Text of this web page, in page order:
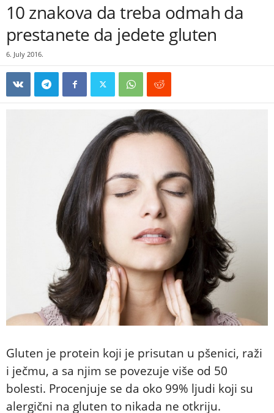
10 znakova da treba odmah da
prestanete da jedete gluten
6. July 2016.
Gluten je protein koji je prisutan u pšenici, raži
i ječmu, a sa njim se povezuje više od 50
bolesti. Procenjuje se da oko 99% ljudi koji su
alergični na gluten to nikada ne otkriju.